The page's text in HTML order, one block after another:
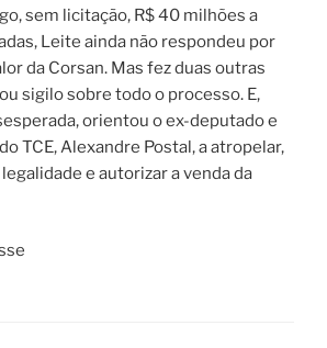
sem licitação, R$ 40 milhões a
Leite ainda não respondeu por
da Corsan. Mas fez duas outras
sigilo sobre todo o processo. E,
orientou o ex-deputado e
TCE, Alexandre Postal, a atropelar,
e autorizar a venda da